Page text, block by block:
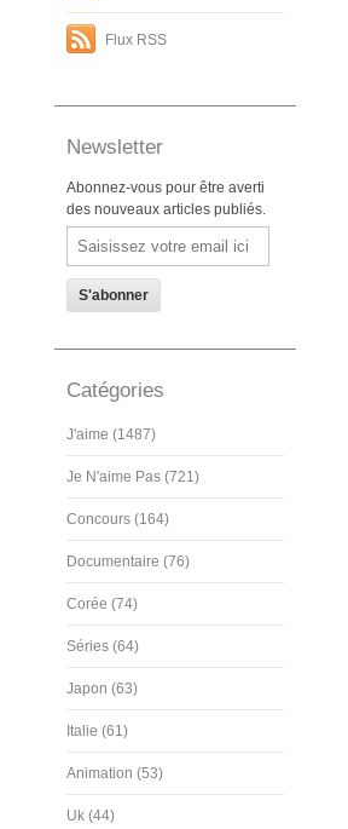
Flux RSS
Newsletter
Abonnez-vous pour être averti
des nouveaux articles publiés.
Email
Catégories
J'aime (1487)
Je N'aime Pas (721)
Concours (164)
Documentaire (76)
Corée (74)
Séries (64)
Japon (63)
Italie (61)
Animation (53)
Uk (44)